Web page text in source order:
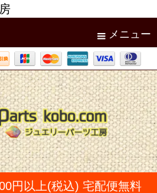
メニュー
円以上(税込) 宅配便無料